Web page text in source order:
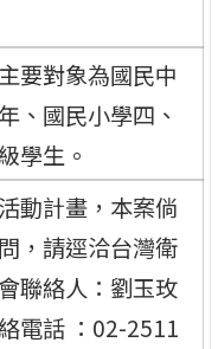
要對象為國民中
、國民小學四、
學生。
動計畫，本案倘
，請逕洽台灣衛
聯絡人：劉玉玫
電話 ：02-2511